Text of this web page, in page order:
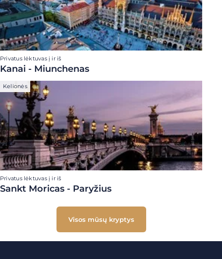
Privatus lėktuvas į ir iš
Kanai - Miunchenas
Kelionės
Privatus lėktuvas į ir iš
Sankt Moricas - Paryžius
Visos mūsų kryptys